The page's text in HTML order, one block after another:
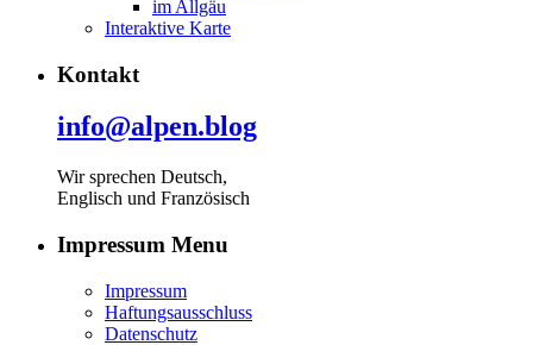
im Allgäu
Interaktive Karte
Kontakt
info@alpen.blog
Wir sprechen Deutsch,
Englisch und Französisch
Impressum Menu
Impressum
Haftungsausschluss
Datenschutz